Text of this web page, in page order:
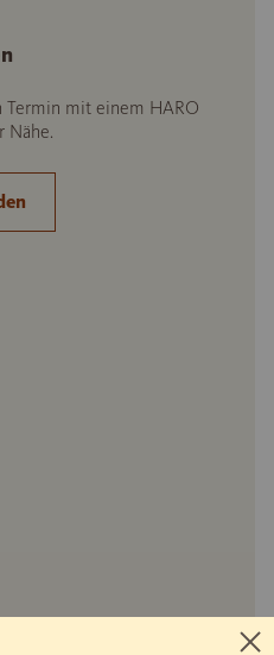
Termin mit einem HARO
Nähe.